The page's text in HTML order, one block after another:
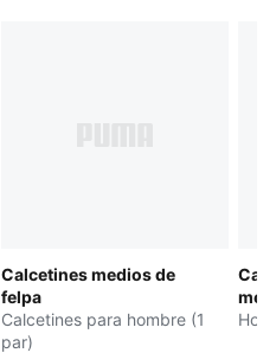
Calcetines medios de
felpa
Calcetines para hombre (1
par)